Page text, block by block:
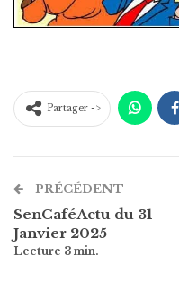
Partager ->
PRÉCÉDENT
SenCaféActu du 31
Janvier 2025